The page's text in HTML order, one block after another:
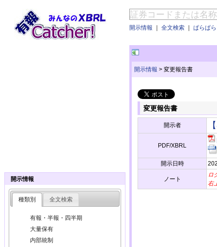
開示情報 ｜ 全文検索 ｜ ぱらぱ
開示情報 > 変更報告書
変更報告書
開示者
PDF/XBRL
開示日時
ノート
ロ
右
開示情報
種類別 全文検索
有報・半報・四半期
大量保有
内部統制